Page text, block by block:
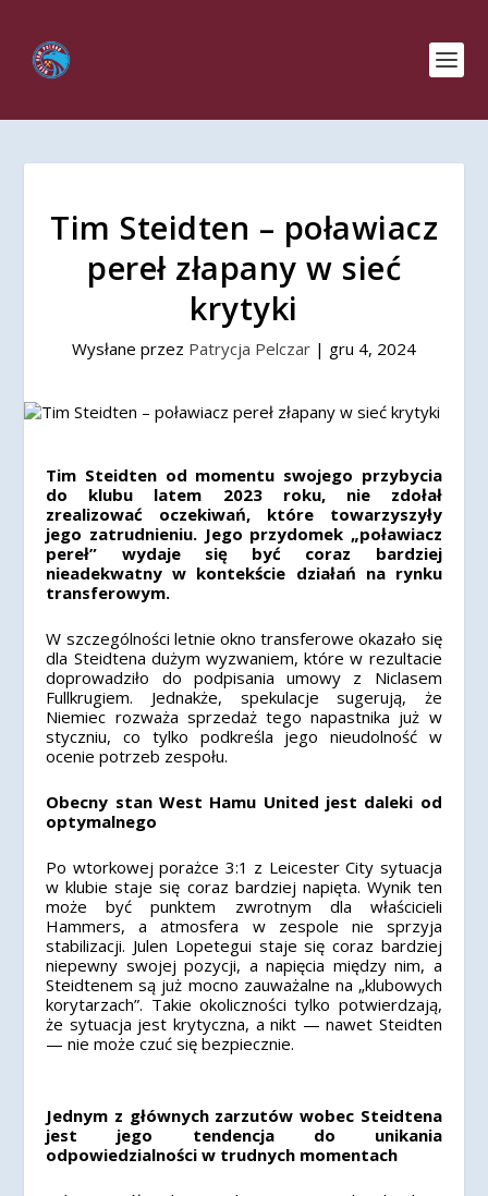
Tim Steidten – poławiacz
pereł złapany w sieć
krytyki
Wysłane przez Patrycja Pelczar | gru 4, 2024
Tim Steidten od momentu swojego przybycia
do klubu latem 2023 roku, nie zdołał
zrealizować oczekiwań, które towarzyszyły
jego zatrudnieniu. Jego przydomek „poławiacz
pereł” wydaje się być coraz bardziej
nieadekwatny w kontekście działań na rynku
transferowym.
W szczególności letnie okno transferowe okazało się
dla Steidtena dużym wyzwaniem, które w rezultacie
doprowadziło do podpisania umowy z Niclasem
Fullkrugiem. Jednakże, spekulacje sugerują, że
Niemiec rozważa sprzedaż tego napastnika już w
styczniu, co tylko podkreśla jego nieudolność w
ocenie potrzeb zespołu.
Obecny stan West Hamu United jest daleki od
optymalnego
Po wtorkowej porażce 3:1 z Leicester City sytuacja
w klubie staje się coraz bardziej napięta. Wynik ten
może być punktem zwrotnym dla właścicieli
Hammers, a atmosfera w zespole nie sprzyja
stabilizacji. Julen Lopetegui staje się coraz bardziej
niepewny swojej pozycji, a napięcia między nim, a
Steidtenem są już mocno zauważalne na „klubowych
korytarzach”. Takie okoliczności tylko potwierdzają,
że sytuacja jest krytyczna, a nikt — nawet Steidten
— nie może czuć się bezpiecznie.
Jednym z głównych zarzutów wobec Steidtena
jest jego tendencja do unikania
odpowiedzialności w trudnych momentach